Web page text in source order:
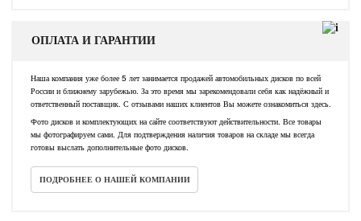
ОПЛАТА И ГАРАНТИИ
Наша компания уже более 5 лет занимается продажей автомобильных дисков по всей
России и ближнему зарубежью. За это время мы зарекомендовали себя как надёжный и
ответственный поставщик. С отзывами наших клиентов Вы можете ознакомиться здесь.
Фото дисков и комплектующих на сайте соответствуют действительности. Все товары
мы фотографируем сами. Для подтверждения наличия товаров на складе мы всегда
готовы выслать дополнительные фото дисков.
ПОДРОБНЕЕ О НАШЕЙ КОМПАНИИ